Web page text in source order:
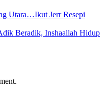
Utara…Ikut Jerr Resepi
Beradik, Inshaallah Hidup